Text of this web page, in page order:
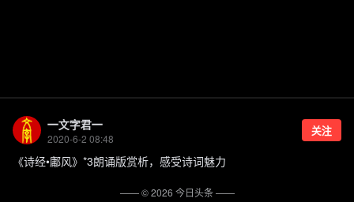
一文字君一
2020-6-2 08:48
关注
《诗经•鄘风》*3朗诵版赏析，感受诗词魅力
—— ©2026 今日头条——